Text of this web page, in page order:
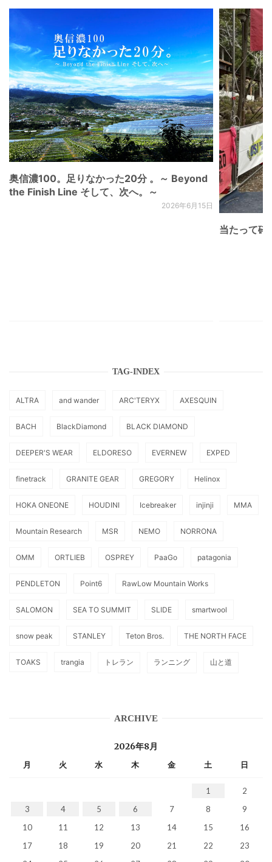
奥信濃100。足りなかった20分 。～ Beyond
the Finish Line そして、次へ。～
2026年6月15日
当たって砕
TAG-INDEX
ALTRA and wander ARC'TERYX AXESQUIN
BACH BlackDiamond BLACK DIAMOND
DEEPER'S WEAR ELDORESO EVERNEW EXPED
finetrack GRANITE GEAR GREGORY Helinox
HOKA ONEONE HOUDINI Icebreaker injinji MMA
Mountain Research MSR NEMO NORRONA
OMM ORTLIEB OSPREY PaaGo patagonia
PENDLETON Point6 RawLow Mountain Works
SALOMON SEA TO SUMMIT SLIDE smartwool
snow peak STANLEY Teton Bros. THE NORTH FACE
TOAKS trangia トレラン ランニング 山と道
ARCHIVE
2026年8月
月 火 水 木 金 土 日
1
2
3
4 5 6 7 8
9
10
11 12 13 14 15
16
17
18 19 20 21 22
23